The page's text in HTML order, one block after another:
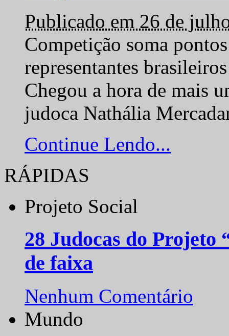
Publicado em 26 de
Competição soma
representantes
Chegou a hora de mais
judoca Nathália
Continue Lendo...
RÁPIDAS
Projeto Social
28 Judocas do
de faixa
Nenhum Comentário
Mundo